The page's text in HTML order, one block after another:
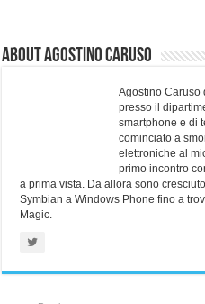
About Agostino Caruso
Agostino Caruso
presso il
smartphone e di
cominciato a
elettroniche al
primo incontro
a prima vista. Da allora sono
Symbian a Windows Phone fino a
Magic.